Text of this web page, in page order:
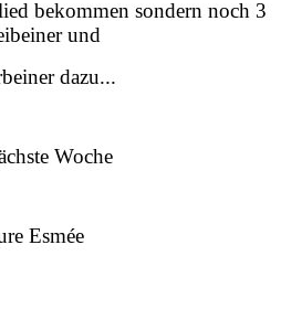
bekommen sondern noch 3
und
dazu...
Woche
Esmée